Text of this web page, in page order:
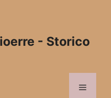
- Storico
Menu